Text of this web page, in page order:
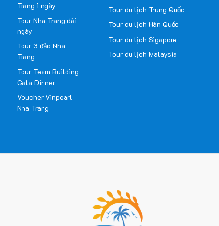
Trang 1 ngày
Tour Nha Trang dài
ngày
Tour 3 đảo Nha
Trang
Tour Team Building
Gala Dinner
Voucher Vinpearl
Nha Trang
Tour du lịch Trung Quốc
Tour du lịch Hàn Quốc
Tour du lịch Sigapore
Tour du lịch Malaysia